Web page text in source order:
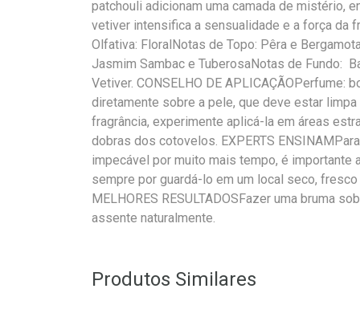
patchouli adicionam uma camada de mistério,
vetiver intensifica a sensualidade e a força da
Olfativa: FloralNotas de Topo: Pêra e
Jasmim Sambac e TuberosaNotas de Fundo:
Vetiver. CONSELHO DE APLICAÇÃOPerfume:
diretamente sobre a pele, que deve estar
fragrância, experimente aplicá-la em áreas
dobras dos cotovelos. EXPERTS
impecável por muito mais tempo, é
sempre por guardá-lo em um local seco,
MELHORES RESULTADOSFazer uma bruma
assente naturalmente.
Produtos Similares